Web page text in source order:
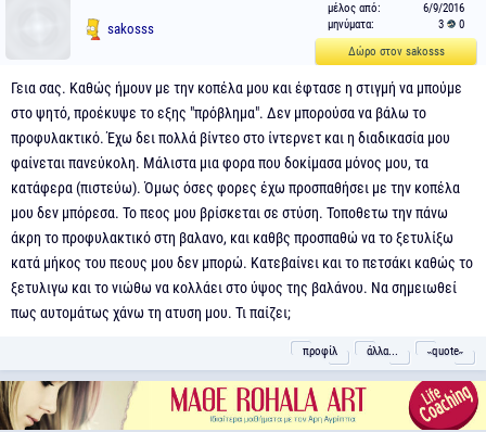
sakosss
μέλος από:
6/9/2016
μηνύματα:
3
0
Δώρο στον sakosss
Γεια σας. Καθώς ήμουν με την κοπέλα μου και έφτασε η στιγμή να μπούμε
στο ψητό, προέκυψε το εξης "πρόβλημα". Δεν μπορούσα να βάλω το
προφυλακτικό. Έχω δει πολλά βίντεο στο ίντερνετ και η διαδικασία μου
φαίνεται πανεύκολη. Μάλιστα μια φορα που δοκίμασα μόνος μου, τα
κατάφερα (πιστεύω). Όμως όσες φορες έχω προσπαθήσει με την κοπέλα
μου δεν μπόρεσα. Το πεος μου βρίσκεται σε στύση. Τοποθετω την πάνω
άκρη το προφυλακτικό στη βαλανο, και καθβς προσπαθώ να το ξετυλίξω
κατά μήκος του πεους μου δεν μπορώ. Κατεβαίνει και το πετσάκι καθώς το
ξετυλιγω και το νιώθω να κολλάει στο ύψος της βαλάνου. Να σημειωθεί
πως αυτομάτως χάνω τη ατυση μου. Τι παίζει;
προφίλ άλλα... ˵quote˶